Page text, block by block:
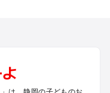
出かけ
け